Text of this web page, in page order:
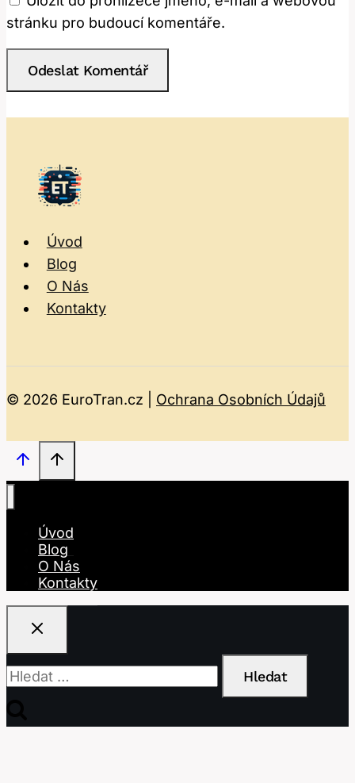
stránku pro budoucí komentáře.
Úvod
Blog
O Nás
Kontakty
© 2026 EuroTran.cz | Ochrana Osobních Údajů
Úvod
Blog
O Nás
Kontakty
Vyhledávání